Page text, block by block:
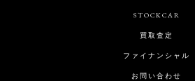
STOCKCAR
買取査定
ファイナンシャル
お問い合わせ